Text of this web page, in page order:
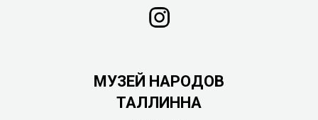
MУЗЕЙ НАРОДОВ
ТАЛЛИННА